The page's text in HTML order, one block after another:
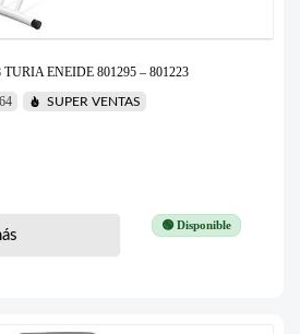
ENEIDE 801295 – 801223
SUPER VENTAS
🟢 Disponible